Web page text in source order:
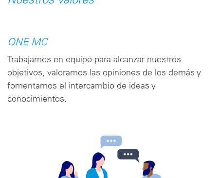
ONE MC
Trabajamos en equipo para alcanzar nuestros
objetivos, valoramos las opiniones de los demás y
fomentamos el intercambio de ideas y
conocimientos.